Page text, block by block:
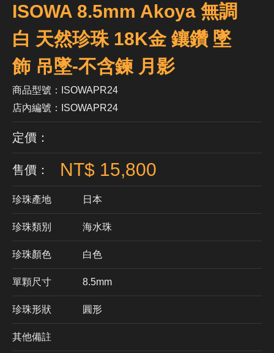
ISOWA 8.5mm Akoya 無調
白 天然珍珠 18K金 鑲鑽 墜
飾 吊墜-不含鍊 月影
商品型號：ISOWAPR24
店內編號：ISOWAPR24
定價：
售價： NT$ 15,800
珍珠產地 日本
珍珠類別 海水珠
珍珠顏色 ​白色
單顆尺寸 8.5mm
珍珠形狀 圓形
其他備註